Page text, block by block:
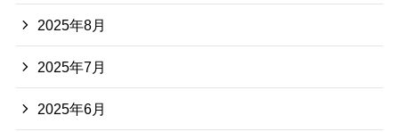
2025年8月
2025年7月
2025年6月